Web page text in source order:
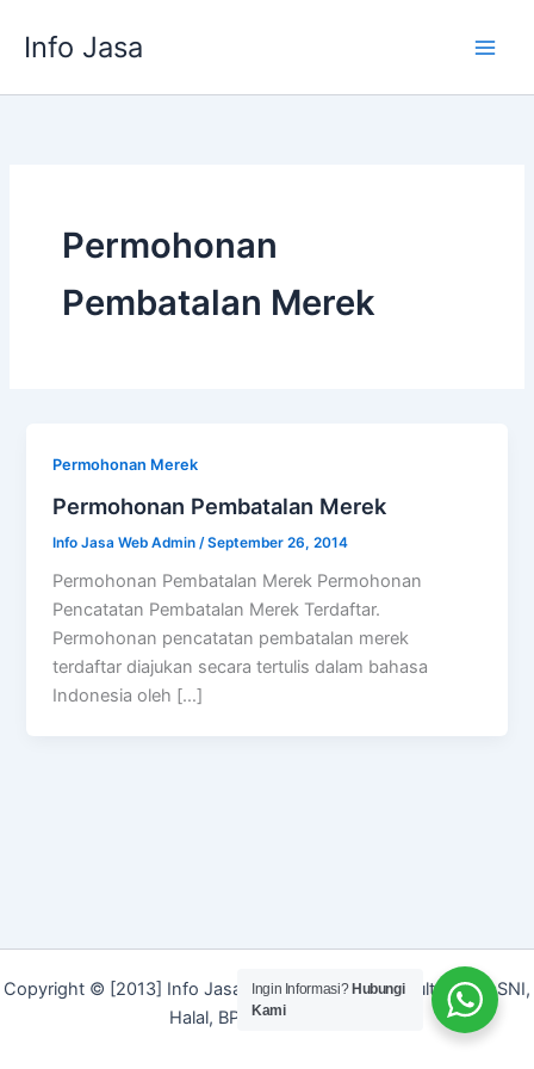
Info Jasa
Permohonan
Pembatalan Merek
Permohonan Merek
Permohonan Pembatalan Merek
Info Jasa Web Admin /September 26, 2014
Permohonan Pembatalan Merek Permohonan
Pencatatan Pembatalan Merek Terdaftar.
Permohonan pencatatan pembatalan merek
terdaftar diajukan secara tertulis dalam bahasa
Indonesia oleh […]
Copyright © [2013] Info Jasa | Layanan Jasa Konsultan ISO, SNI,
Halal, BPOM dan Merek]
Ingin Informasi? Hubungi
Kami